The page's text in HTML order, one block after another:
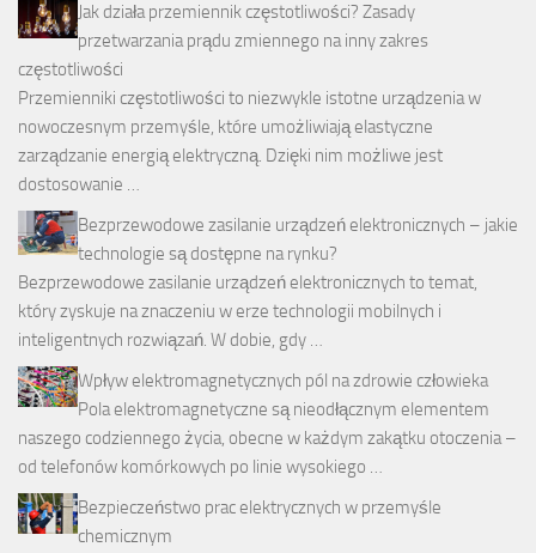
Jak działa przemiennik częstotliwości? Zasady
przetwarzania prądu zmiennego na inny zakres
częstotliwości
Przemienniki częstotliwości to niezwykle istotne urządzenia w
nowoczesnym przemyśle, które umożliwiają elastyczne
zarządzanie energią elektryczną. Dzięki nim możliwe jest
dostosowanie …
Bezprzewodowe zasilanie urządzeń elektronicznych – jakie
technologie są dostępne na rynku?
Bezprzewodowe zasilanie urządzeń elektronicznych to temat,
który zyskuje na znaczeniu w erze technologii mobilnych i
inteligentnych rozwiązań. W dobie, gdy …
Wpływ elektromagnetycznych pól na zdrowie człowieka
Pola elektromagnetyczne są nieodłącznym elementem
naszego codziennego życia, obecne w każdym zakątku otoczenia –
od telefonów komórkowych po linie wysokiego …
Bezpieczeństwo prac elektrycznych w przemyśle
chemicznym